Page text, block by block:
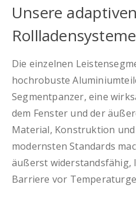
Unsere adaptiven
Die einzelnen
hochrobuste
Segmentpanzer, eine
dem Fenster und der
Material, Konstruktion
modernsten Standards
äußerst widerstandsfähig,
Barriere vor